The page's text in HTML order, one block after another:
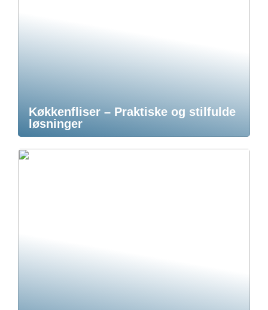
Køkkenfliser – Praktiske og stilfulde
løsninger